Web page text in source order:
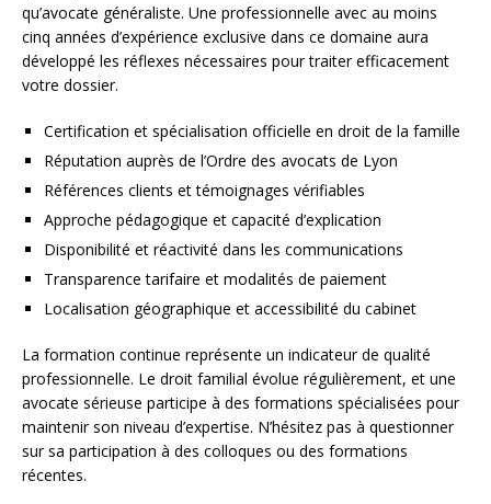
qu’avocate généraliste. Une professionnelle avec au moins
cinq années d’expérience exclusive dans ce domaine aura
développé les réflexes nécessaires pour traiter efficacement
votre dossier.
Certification et spécialisation officielle en droit de la famille
Réputation auprès de l’Ordre des avocats de Lyon
Références clients et témoignages vérifiables
Approche pédagogique et capacité d’explication
Disponibilité et réactivité dans les communications
Transparence tarifaire et modalités de paiement
Localisation géographique et accessibilité du cabinet
La formation continue représente un indicateur de qualité
professionnelle. Le droit familial évolue régulièrement, et une
avocate sérieuse participe à des formations spécialisées pour
maintenir son niveau d’expertise. N’hésitez pas à questionner
sur sa participation à des colloques ou des formations
récentes.